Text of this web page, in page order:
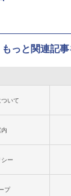
もっと関連記
いて
ー
プ